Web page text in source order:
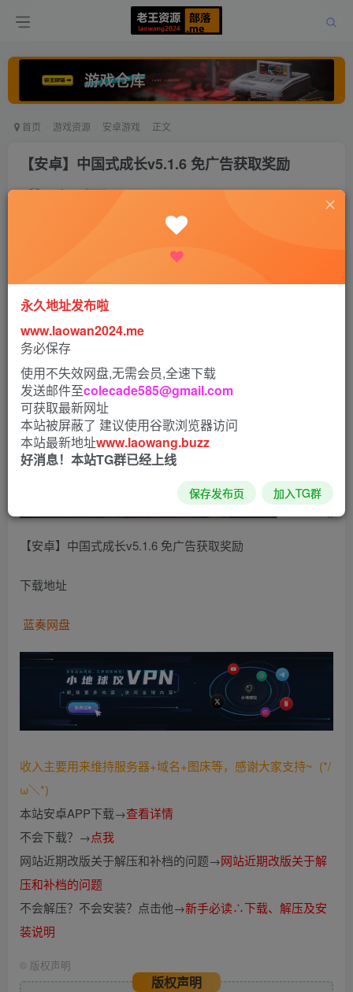
首页 游戏资源 安卓游戏 正文
【安卓】中国式成长v5.1.6 免广告获取奖励
老王 打赏
【安卓】中国式成长v5.1.6 免广告获取奖励
下载地址
蓝奏网盘
收入主要用来维持服务器+域名+图床等，感谢大家支持~ (*/
ω＼*)
本站安卓APP下载→查看详情
不会下载？→点我
网站近期改版关于解压和补档的问题→网站近期改版关于解
压和补档的问题
不会解压？不会安装？点击他→新手必读∴下载、解压及安
装说明
© 版权声明
版权声明
永久地址发布啦
www.laowan2024.me
务必保存
使用不失效网盘,无需会员,全速下载
发送邮件至colecade585@gmail.com
可获取最新网址
本站被屏蔽了 建议使用谷歌浏览器访问
本站最新地址www.laowang.buzz
好消息！本站TG群已经上线
保存发布页 加入TG群